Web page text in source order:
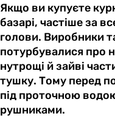
Якщо ви купуєте
базарі, частіше за
голови. Виробники
потурбувалися про
нутрощі й зайві
тушку. Тому перед
під проточною
рушниками.